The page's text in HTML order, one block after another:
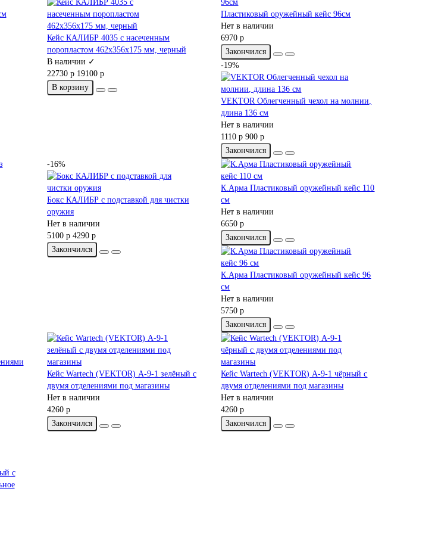
Кейс КАЛИБР 4035 с насеченным
поропластом 462х356х175 мм, черный
В наличии ✓
22730 р 19100 р
В корзину
Пластиковый оружейный кейс 96см
Нет в наличии
6970 р
Закончился
-19%
VEKTOR Облегченный чехол на молнии,
длина 136 см
Нет в наличии
1110 р 900 р
Закончился
-16%
Бокс КАЛИБР с подставкой для чистки
оружия
Нет в наличии
5100 р 4290 р
Закончился
К.Арма Пластиковый оружейный кейс 110
см
Нет в наличии
6650 р
Закончился
К.Арма Пластиковый оружейный кейс 96
см
Нет в наличии
5750 р
Закончился
Кейс Wartech (VEKTOR) А-9-1 зелёный с
двумя отделениями под магазины
Нет в наличии
4260 р
Закончился
Кейс Wartech (VEKTOR) А-9-1 чёрный с
двумя отделениями под магазины
Нет в наличии
4260 р
Закончился
с